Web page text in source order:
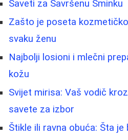
Saveti za Savršenu Šminku
Zašto je poseta
svaku ženu
Najbolji losioni i mlečni
kožu
Svijet mirisa: Vaš vodič
savete za izbor
Štikle ili ravna obuća: Šta je